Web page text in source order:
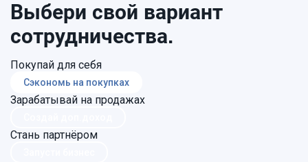
Выбери свой вариант
сотрудничества.
Покупай для себя
Сэкономь на покупках
Зарабатывай на продажах
Стань партнёром